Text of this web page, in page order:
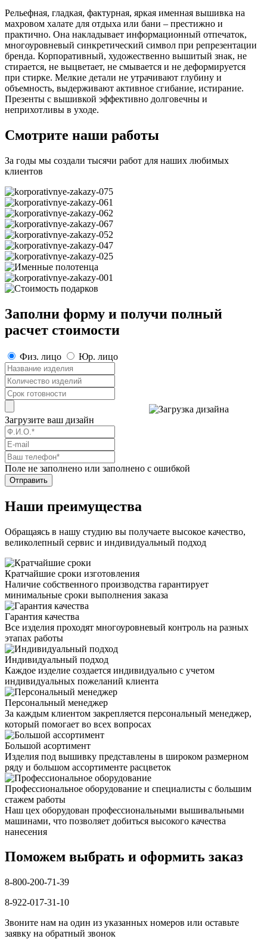
Рельефная, гладкая, фактурная, яркая именная вышивка на
махровом халате для отдыха или бани – престижно и
практично. Она накладывает информационный отпечаток,
многоуровневый синкретический символ при репрезентации
бренда. Корпоративный, художественно вышитый знак, не
стирается, не выцветает, не смывается и не деформируется
при стирке. Мелкие детали не утрачивают глубину и
объемность, выдерживают активное сгибание, истирание.
Презенты с вышивкой эффективно долговечны и
неприхотливы в уходе.
Смотрите наши работы
За годы мы создали тысячи работ для наших любимых
клиентов
Заполни форму и получи полный
расчет стоимости
Физ. лицо Юр. лицо
Загрузите ваш дизайн
Поле не заполнено или заполнено с ошибкой
Отправить
Наши преимущества
Обращаясь в нашу студию вы получаете высокое качество,
великолепный сервис и индивидуальный подход
Кратчайшие сроки изготовления
Наличие собственного производства гарантирует
минимальные сроки выполнения заказа
Гарантия качества
Все изделия проходят многоуровневый контроль на разных
этапах работы
Индивидуальный подход
Каждое изделие создается индивидуально с учетом
индивидуальных пожеланий клиента
Персональный менеджер
За каждым клиентом закрепляется персональный менеджер,
который помогает во всех вопросах
Большой асортимент
Изделия под вышивку представлены в широком размерном
ряду и большом ассортименте расцветок
Профессиональное оборудование и специалисты с большим
стажем работы
Наш цех оборудован профессиональными вышивальными
машинами, что позволяет добиться высокого качества
нанесения
Поможем выбрать и оформить заказ
8-800-200-71-39
8-922-017-31-10
Звоните нам на один из указанных номеров или оставьте
заявку на обратный звонок